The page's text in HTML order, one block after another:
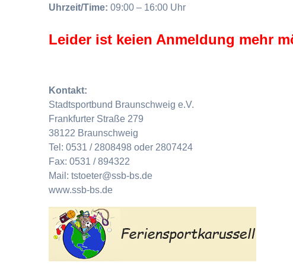
Uhrzeit/Time:09:00 – 16:00 Uhr
Leider ist keien Anmeldung mehr
Kontakt:
Stadtsportbund Braunschweig e.V.
Frankfurter Straße 279
38122 Braunschweig
Tel: 0531 / 2808498 oder 2807424
Fax: 0531 / 894322
Mail: tstoeter@ssb-bs.de
www.ssb-bs.de